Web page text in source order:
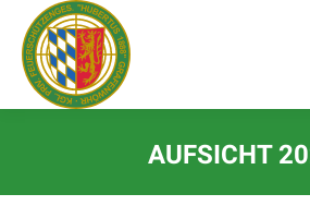
springen
AUFSICHT